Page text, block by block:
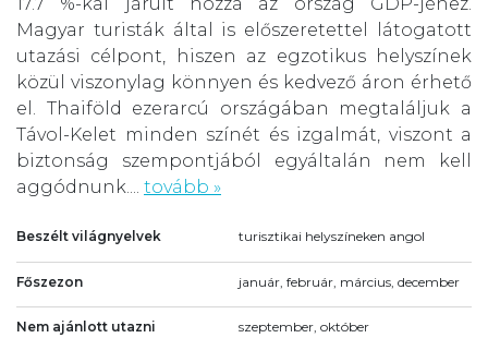
Magyar turisták által is előszeretettel látogatott
utazási célpont, hiszen az egzotikus helyszínek
közül viszonylag könnyen és kedvező áron érhető
el. Thaiföld ezerarcú országában megtaláljuk a
Távol-Kelet minden színét és izgalmát, viszont a
biztonság szempontjából egyáltalán nem kell
aggódnunk.... tovább »
Beszélt világnyelvek turisztikai helyszíneken angol
Főszezon január, február, március, december
Nem ajánlott utazni szeptember, október